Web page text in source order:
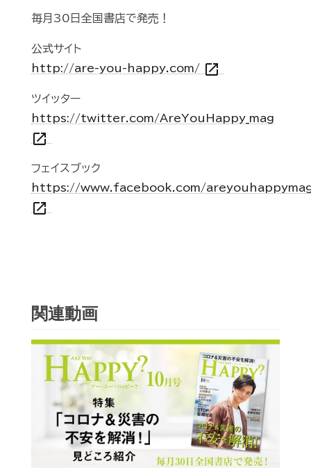
毎月30日全国書店で発売！
公式サイト
http://are-you-happy.com/ open_in_new
ツイッター
https://twitter.com/AreYouHappy_mag
open_in_new
フェイスブック
https://www.facebook.com/
open_in_new
関連動画